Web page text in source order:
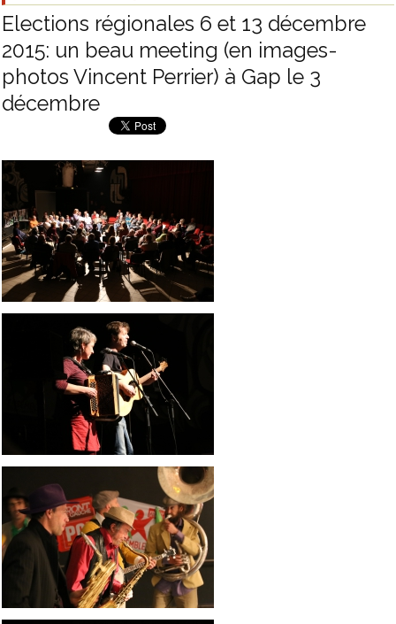
Elections régionales 6 et 13 décembre
2015: un beau meeting (en images-
photos Vincent Perrier) à Gap le 3
décembre